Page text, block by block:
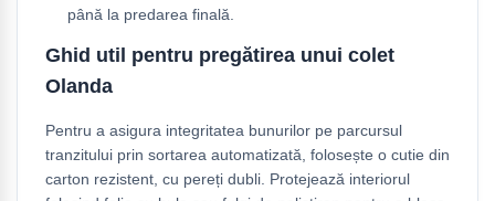
până la predarea finală.
Ghid util pentru pregătirea unui colet
Olanda
Pentru a asigura integritatea bunurilor pe parcursul
tranzitului prin sortarea automatizată, folosește o cutie din
carton rezistent, cu pereți dubli. Protejează interiorul